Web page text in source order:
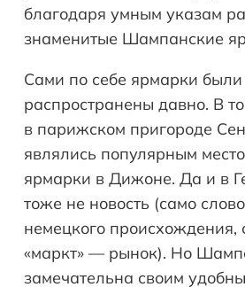
благодаря умным указам
знаменитые Шампанские
Сами по себе ярмарки были
распространены давно. В
в парижском пригороде
являлись популярным
ярмарки в Дижоне. Да и в
тоже не новость (само
немецкого происхождения,
«маркт» — рынок). Но
замечательна своим